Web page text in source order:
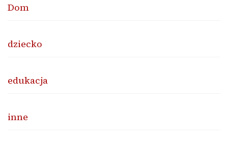
Dom
dziecko
edukacja
inne